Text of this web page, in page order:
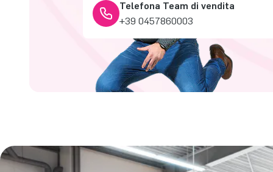
Telefona Team di vendita
+39 0457860003